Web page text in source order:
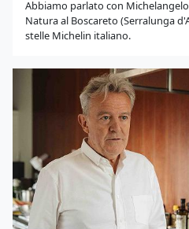
Abbiamo parlato con
Natura al Boscareto (Serralunga
stelle Michelin italiano.